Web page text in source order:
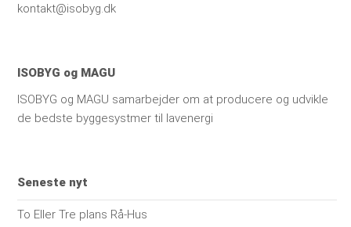
kontakt@isobyg.dk
ISOBYG og MAGU
ISOBYG og MAGU samarbejder om at producere og udvikle
de bedste byggesystmer til lavenergi
Seneste nyt
To Eller Tre plans Rå-Hus